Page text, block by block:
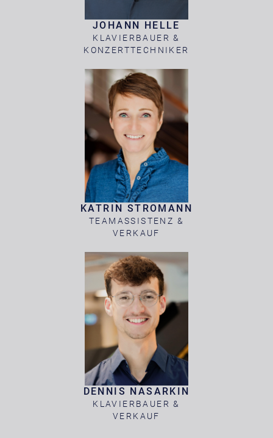
JOHANN HELLE
KLAVIERBAUER &
KONZERTTECHNIKER
KATRIN STROMANN
TEAMASSISTENZ &
VERKAUF
DENNIS NASARKIN
KLAVIERBAUER &
VERKAUF